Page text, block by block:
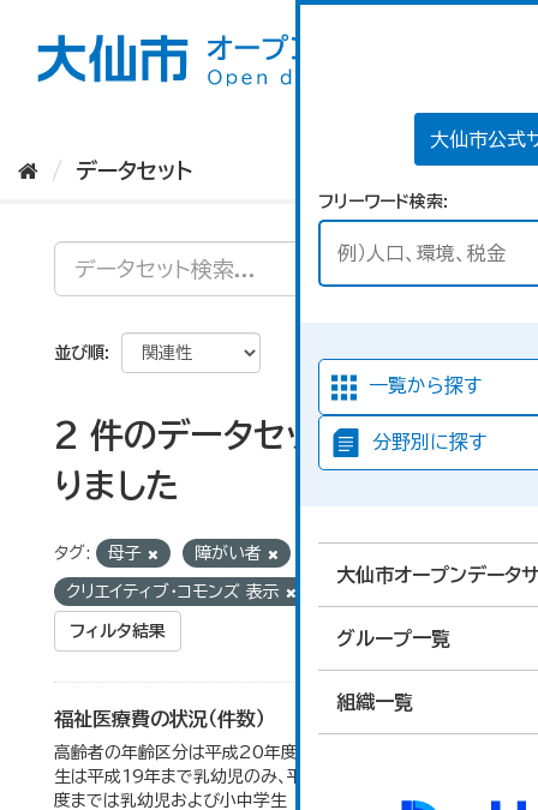
大仙市公式
フリーワード検索
一覧から探す
分野別に探す
大仙市オープンデータ
グループ一覧
組織一覧
データセット
並び順
2 件のデータセットが見つか
りました
タグ: 母子 障がい者
クリエイティブ・コモンズ 表示
フィルタ結果
福祉医療費の状況（件数）
高齢者の年齢区分は平成20年度から変更 乳幼児・小中高
生は平成19年まで乳幼児のみ、平成20年度から令和元年
度までは乳幼児および小中学生